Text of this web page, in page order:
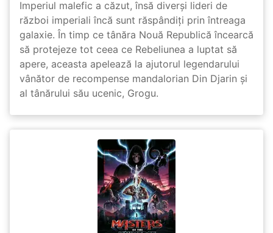
Imperiul malefic a căzut, însă diverși lideri de
război imperiali încă sunt răspândiți prin întreaga
galaxie. În timp ce tânăra Nouă Republică încearcă
să protejeze tot ceea ce Rebeliunea a luptat să
apere, aceasta apelează la ajutorul legendarului
vânător de recompense mandalorian Din Djarin și
al tânărului său ucenic, Grogu.